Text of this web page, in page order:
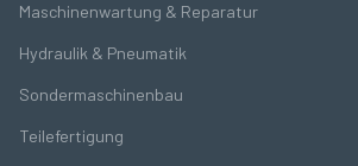
Maschinenwartung & Reparatur
Hydraulik & Pneumatik
Sondermaschinenbau
Teilefertigung